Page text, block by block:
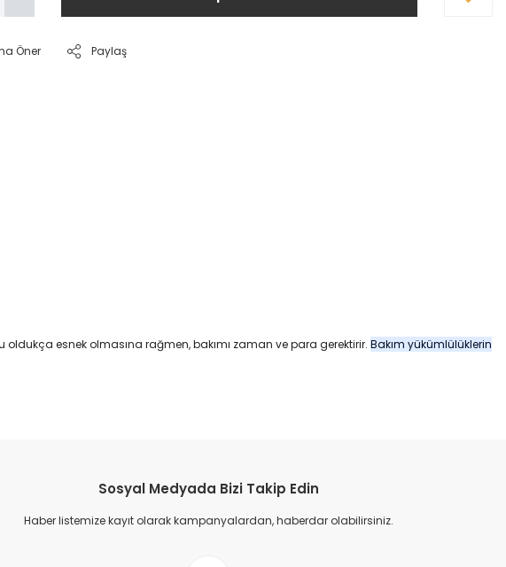
Öner Paylaş
esnek olmasına rağmen, bakımı zaman ve para gerektirir. Bakım yükümlülüklerin
Sosyal Medyada Bizi Takip Edin
Haber listemize kayıt olarak kampanyalardan, haberdar olabilirsiniz.